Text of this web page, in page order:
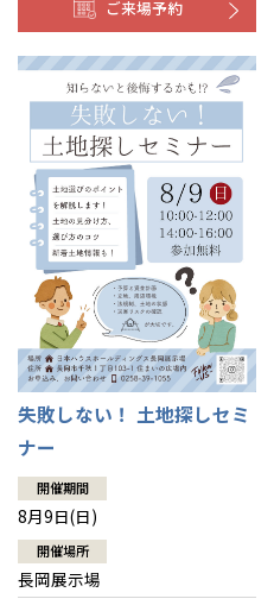
ご来場予約
失敗しない！ 土地探しセミ
ナー
開催期間
8月9日(日)
開催場所
長岡展示場